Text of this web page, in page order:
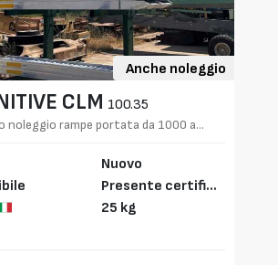
Anche noleggio
CLM 100.35
noleggio rampe portata da 1000 a
Nuovo
Presente certifica
to CE
25 kg